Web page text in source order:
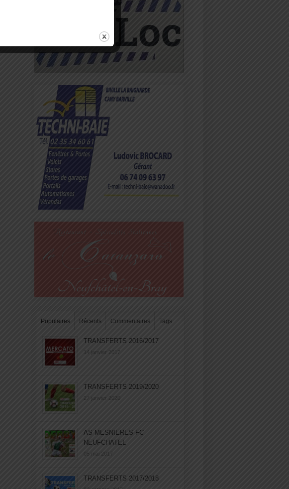
Populaires Récents Commentaires Tags
TRANSFERTS 2016/2017
14 janvier 2017
TRANSFERTS 2019/2020
27 janvier 2020
AS MESNIERES-FC
NEUFCHATEL
05 mai 2017
TRANSFERTS 2017/2018